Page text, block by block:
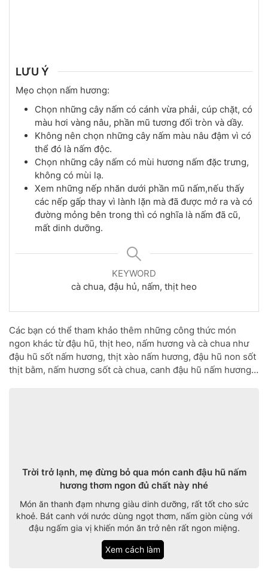
LƯU Ý
Mẹo chọn nấm hương:
Chọn những cây nấm có cánh vừa phải, cúp chặt, có
màu hơi vàng nâu, phần mũ tương đối tròn và dầy.
Không nên chọn những cây nấm màu nâu đậm vì có
thể đó là nấm độc.
Chọn những cây nấm có mùi hương nấm đặc trưng,
không có mùi lạ.
Xem những nếp nhăn dưới phần mũ nấm,nếu thấy
các nếp gấp thay vì lành lặn mà đã được mở ra và có
đường mỏng bên trong thì có nghĩa là nấm đã cũ,
mất dinh dưỡng.
KEYWORD
cà chua, đậu hủ, nấm, thịt heo
Các bạn có thể tham khảo thêm những công thức món
ngon khác từ đậu hũ, thịt heo, nấm hương và cà chua như
đậu hũ sốt nấm hương, thịt xào nấm hương, đậu hũ non sốt
thịt bằm, nấm hương sốt cà chua, canh đậu hũ nấm hương…
Trời trở lạnh, mẹ đừng bỏ qua món canh đậu hũ nấm
hương thơm ngon đủ chất này nhé
Món ăn thanh đạm nhưng giàu dinh dưỡng, rất tốt cho sức
khoẻ. Bát canh với nước dùng ngọt thơm, nấm giòn cùng với
đậu ngấm gia vị khiến món ăn trở nên rất ngon miệng.
Xem cách làm